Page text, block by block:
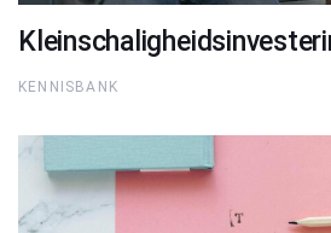
KENNISBANK